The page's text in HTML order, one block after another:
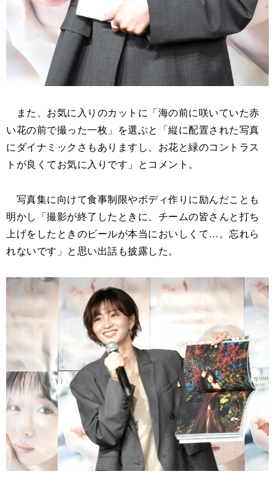
また、お気に入りのカットに「海の前に咲いていた赤
い花の前で撮った一枚」を選ぶと「縦に配置された写真
にダイナミックさもありますし、お花と緑のコントラス
トが良くてお気に入りです」とコメント。
写真集に向けて食事制限やボディ作りに励んだことも
明かし「撮影が終了したときに、チームの皆さんと打ち
上げをしたときのビールが本当においしくて…。忘れら
れないです」と思い出話も披露した。